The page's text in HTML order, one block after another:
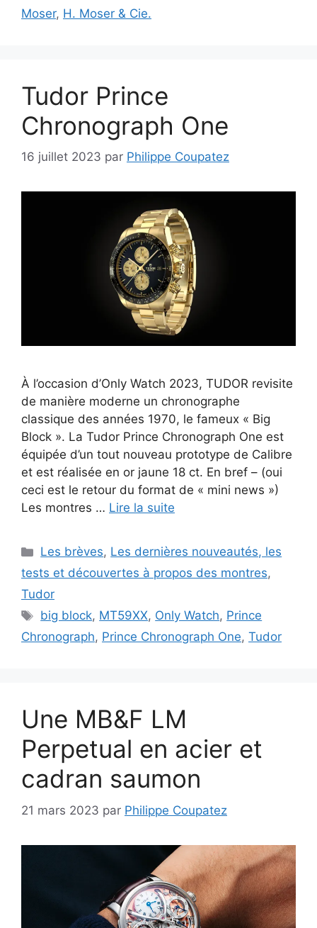
Moser, H. Moser & Cie.
Tudor Prince
Chronograph One
16 juillet 2023 par Philippe Coupatez
À l’occasion d’Only Watch 2023, TUDOR revisite
de manière moderne un chronographe
classique des années 1970, le fameux « Big
Block ». La Tudor Prince Chronograph One est
équipée d’un tout nouveau prototype de Calibre
et est réalisée en or jaune 18 ct. En bref – (oui
ceci est le retour du format de « mini news »)
Les montres … Lire la suite
Catégories
Les brèves, Les dernières nouveautés, les
tests et découvertes à propos des montres,
Tudor
Étiquettes
big block, MT59XX, Only Watch, Prince
Chronograph, Prince Chronograph One, Tudor
Une MB&F LM
Perpetual en acier et
cadran saumon
21 mars 2023 par Philippe Coupatez